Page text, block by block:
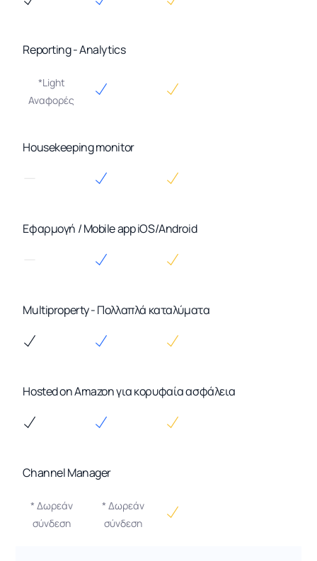
Reporting - Analytics
*Light
Αναφορές
Housekeeping monitor
Εφαρμογή / Mobile app iOS/Android
Multiproperty - Πολλαπλά καταλύματα
Hosted on Amazon για κορυφαία ασφάλεια
Channel Manager
* Δωρεάν
σύνδεση
* Δωρεάν
σύνδεση